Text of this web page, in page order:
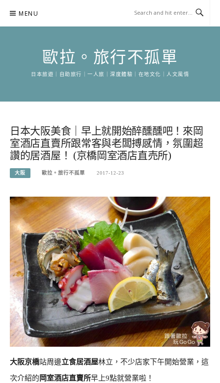
content
MENU
歐拉。旅行不孤單
日本旅遊｜自助旅行｜一人旅｜深度體驗｜在地文化｜人文風情
日本大阪美食｜早上就開始醉醺醺吧！來岡
室酒店直賣所跟常客與老闆搏感情，氛圍超
讚的居酒屋！ (京橋岡室酒店直売所)
大阪 歐拉。旅行不孤單 2017-12-23
大阪京橋站周邊立食居酒屋林立，不少店家下午開始營業，這
次介紹的 岡室酒店直賣所早上9點就營業啦！